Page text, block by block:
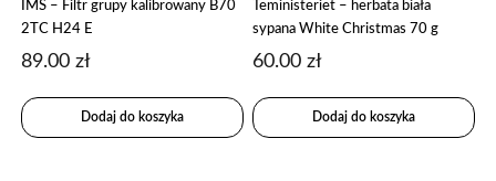
IMS – Filtr grupy kalibrowany B70
2TC H24 E
89.00zł
Dodaj do koszyka
Teministeriet – herbata biała
sypana White Christmas 70 g
60.00zł
Dodaj do koszyka